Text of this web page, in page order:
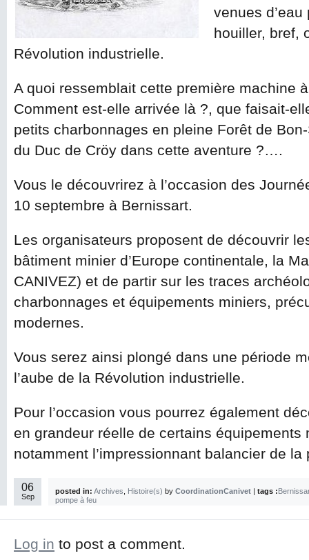
venues
houiller, bref,
Révolution industrielle.
A quoi ressemblait cette première machine
Comment est-elle arrivée là ?, que faisait-
petits charbonnages en pleine Forêt de
du Duc de Cröy dans cette aventure ?….
Vous le découvrirez à l’occasion des
10 septembre à Bernissart.
Les organisateurs proposent de découvrir
bâtiment minier d’Europe continentale, la
CANIVEZ) et de partir sur les traces
charbonnages et équipements miniers,
modernes.
Vous serez ainsi plongé dans une période
l’aube de la Révolution industrielle.
Pour l’occasion vous pourrez également
en grandeur réelle de certains équipements
notamment l’impressionnant balancier de la
06
Sep
posted in: Archives Histoire(s) by CoordinationCanivet | tags :
pompe à feu
Log in to post a comment.